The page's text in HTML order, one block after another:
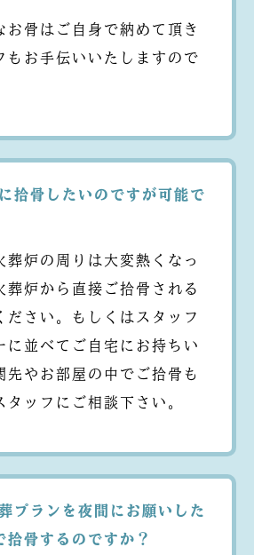
お骨はご自身で納めて頂き
もお手伝いいたしますので
拾骨したいのですが可能で
葬炉の周りは大変熱くなっ
葬炉から直接ご拾骨される
ださい。もしくはスタッフ
に並べてご自宅にお持ちい
先やお部屋の中でご拾骨も
タッフにご相談下さい。
プランを夜間にお願いした
拾骨するのですか？